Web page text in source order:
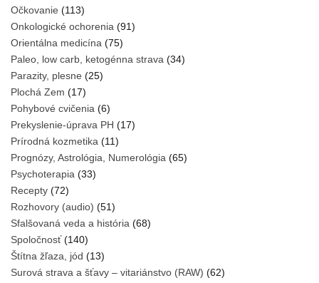
Očkovanie (113)
Onkologické ochorenia (91)
Orientálna medicína (75)
Paleo, low carb, ketogénna strava (34)
Parazity, plesne (25)
Plochá Zem (17)
Pohybové cvičenia (6)
Prekyslenie-úprava PH (17)
Prírodná kozmetika (11)
Prognózy, Astrológia, Numerológia (65)
Psychoterapia (33)
Recepty (72)
Rozhovory (audio) (51)
Sfalšovaná veda a história (68)
Spoločnosť(140)
Štítna žľaza, jód (13)
Surová strava a šťavy – vitariánstvo (RAW) (62)